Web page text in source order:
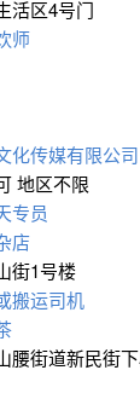
活区4号门
师
化传媒有限公司
地区不限
专员
店
街1号楼
搬运司机
腰街道新民街